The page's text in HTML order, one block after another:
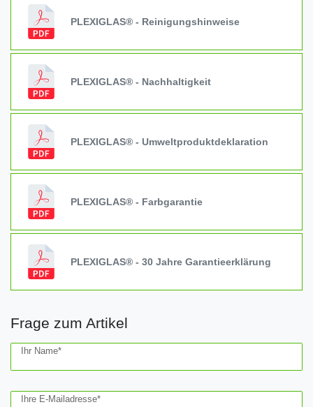
PLEXIGLAS® - Reinigungshinweise
PLEXIGLAS® - Nachhaltigkeit
PLEXIGLAS® - Umweltproduktdeklaration
PLEXIGLAS® - Farbgarantie
PLEXIGLAS® - 30 Jahre Garantieerklärung
Frage zum Artikel
Ihr Name*
Ihre E-Mailadresse*
Ceres::Template.mailFormHoneypotLabel